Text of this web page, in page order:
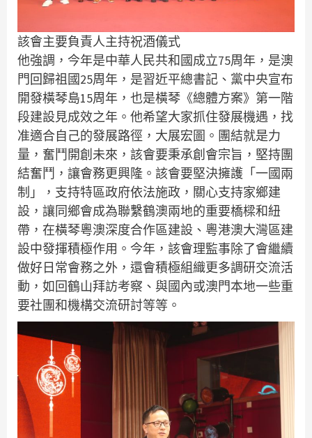
該會主要負責人主持祝酒儀式
他強調，今年是中華人民共和國成立75周年，是澳
門回歸祖國25周年，是習近平總書記、黨中央宣布
開發橫琴島15周年，也是橫琴《總體方案》第一階
段建設見成效之年。他希望大家抓住發展機遇，找
准適合自己的發展路徑，大展宏圖。團結就是力
量，奮鬥開創未來，該會要秉承創會宗旨，堅持團
結奮鬥，讓會務更興隆。該會要堅決擁護「一國兩
制」，支持特區政府依法施政，關心支持家鄉建
設，讓同鄉會成為聯繫鶴澳兩地的重要橋樑和紐
帶，在橫琴粵澳深度合作區建設、粵港澳大灣區建
設中發揮積極作用。今年，該會理監事除了會繼續
做好日常會務之外，還會積極組織更多調研交流活
動，如回鶴山拜訪考察、與國內或澳門本地一些重
要社團和機構交流研討等等。